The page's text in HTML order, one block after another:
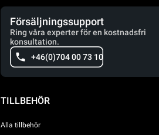
Försäljningssupport
Ring våra experter för en kostnadsfri
konsultation.
+46(0)704 00 73 10
TILLBEHÖR
Alla tillbehör